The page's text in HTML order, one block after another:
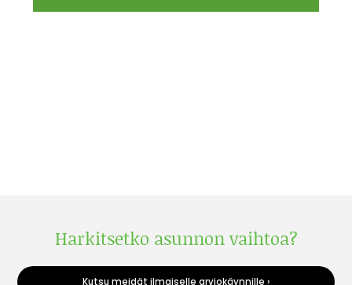
Harkitsetko asunnon vaihtoa?
Kutsu meidät ilmaiselle arviokäynnille ›